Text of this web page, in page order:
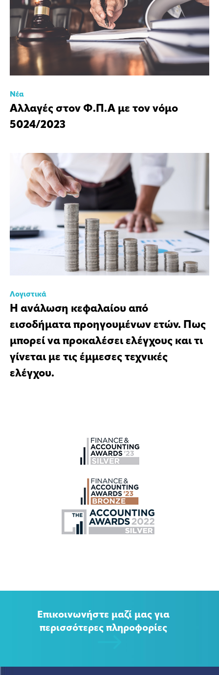
Νέα
Αλλαγές στον Φ.Π.Α με τον νόμο
5024/2023
Λογιστικά
Η ανάλωση κεφαλαίου από
εισοδήματα προηγουμένων ετών. Πως
μπορεί να προκαλέσει ελέγχους και τι
γίνεται με τις έμμεσες τεχνικές
ελέγχου.
Επικοινωνήστε μαζί μας για
περισσότερες πληροφορίες